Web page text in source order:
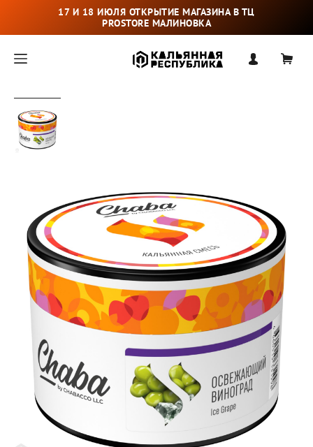
17 И 18 ИЮЛЯ ОТКРЫТИЕ МАГАЗИНА В ТЦ
PROSTORE МАЛИНОВКА